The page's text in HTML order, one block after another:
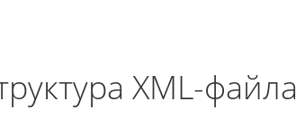
XML-файла